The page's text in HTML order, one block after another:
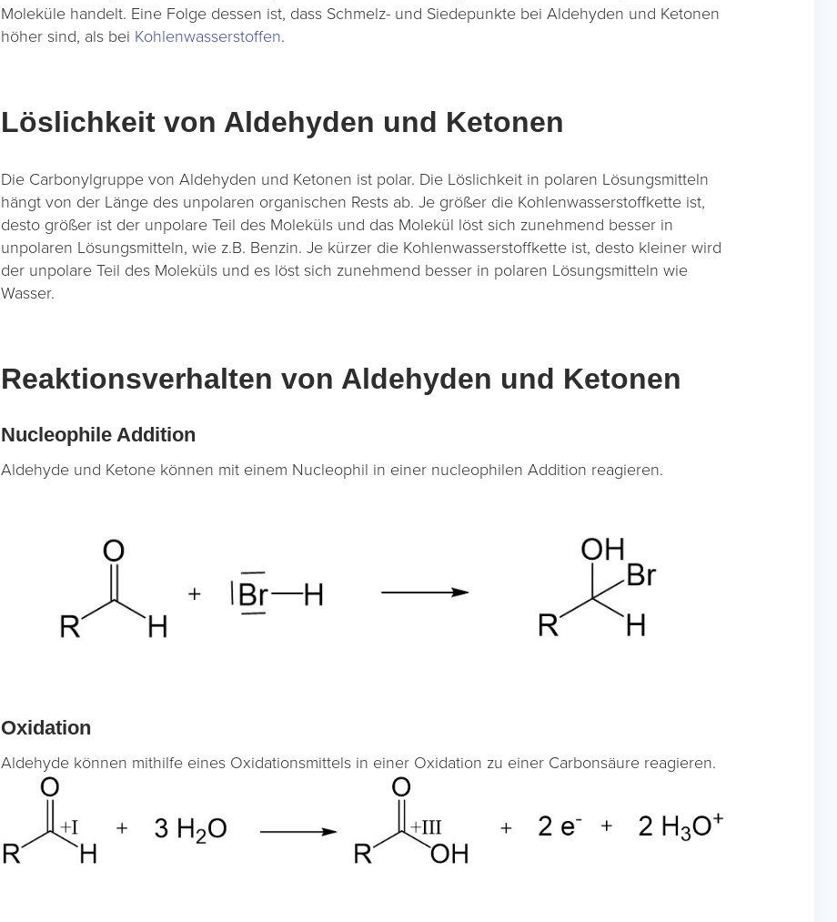
Moleküle handelt. Eine Folge dessen ist, dass Schmelz- und Siedepunkte bei Aldehyden und Ketonen
höher sind, als bei Kohlenwasserstoffen.
Löslichkeit von Aldehyden und Ketonen
Die Carbonylgruppe von Aldehyden und Ketonen ist polar. Die Löslichkeit in polaren Lösungsmitteln
hängt von der Länge des unpolaren organischen Rests ab. Je größer die Kohlenwasserstoffkette ist,
desto größer ist der unpolare Teil des Moleküls und das Molekül löst sich zunehmend besser in
unpolaren Lösungsmitteln, wie z.B. Benzin. Je kürzer die Kohlenwasserstoffkette ist, desto kleiner wird
der unpolare Teil des Moleküls und es löst sich zunehmend besser in polaren Lösungsmitteln wie
Wasser.
Reaktionsverhalten von Aldehyden und Ketonen
Nucleophile Addition
Aldehyde und Ketone können mit einem Nucleophil in einer nucleophilen Addition reagieren.
Oxidation
Aldehyde können mithilfe eines Oxidationsmittels in einer Oxidation zu einer Carbonsäure reagieren.